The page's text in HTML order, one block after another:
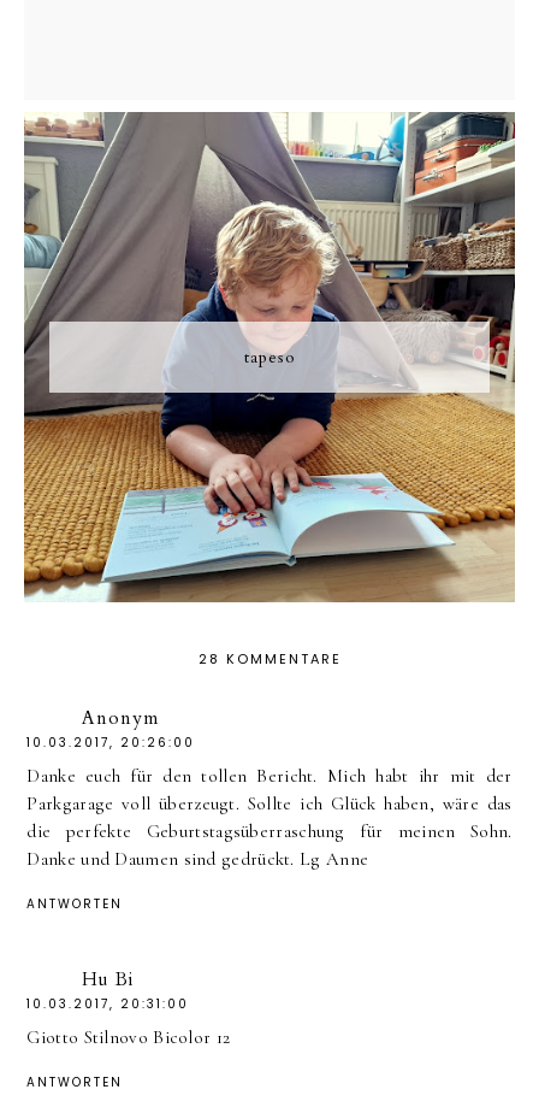
tapeso
28 KOMMENTARE
Anonym
10.03.2017, 20:26:00
Danke euch für den tollen Bericht. Mich habt ihr mit der
Parkgarage voll überzeugt. Sollte ich Glück haben, wäre das
die perfekte Geburtstagsüberraschung für meinen Sohn.
Danke und Daumen sind gedrückt. Lg Anne
ANTWORTEN
Hu Bi
10.03.2017, 20:31:00
Giotto Stilnovo Bicolor 12
ANTWORTEN